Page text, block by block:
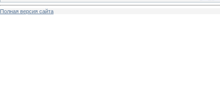
Полная версия сайта